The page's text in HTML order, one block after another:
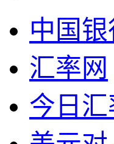
中国
汇率网
今日